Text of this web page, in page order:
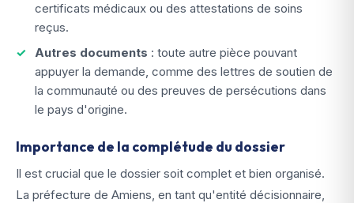
certificats médicaux ou des attestations de soins
reçus.
Autres documents : toute autre pièce pouvant
appuyer la demande, comme des lettres de soutien de
la communauté ou des preuves de persécutions dans
le pays d'origine.
Importance de la complétude du dossier
Il est crucial que le dossier soit complet et bien organisé.
La préfecture de Amiens, en tant qu'entité décisionnaire,